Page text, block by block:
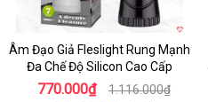
Âm Đạo Giả Fleslight Rung Mạnh
Đa Chế Độ Silicon Cao Cấp
770.000₫ 1.116.000₫